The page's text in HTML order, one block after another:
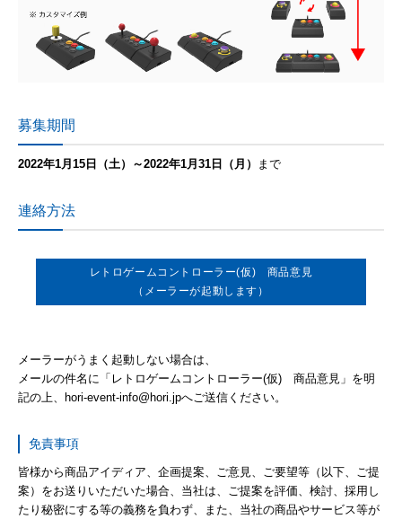
募集期間
2022年1月15日（土）～2022年1月31日（月） まで
連絡方法
レトロゲームコントローラー(仮) 商品意見
（メーラーが起動します）
メーラーがうまく起動しない場合は、
メールの件名に「レトロゲームコントローラー(仮) 商品意見」を明
記の上、hori-event-info@hori.jpへご送信ください。
免責事項
皆様から商品アイディア、企画提案、ご意見、ご要望等（以下、ご提
案）をお送りいただいた場合、当社は、ご提案を評価、検討、採用し
たり秘密にする等の義務を負わず、また、当社の商品やサービス等が